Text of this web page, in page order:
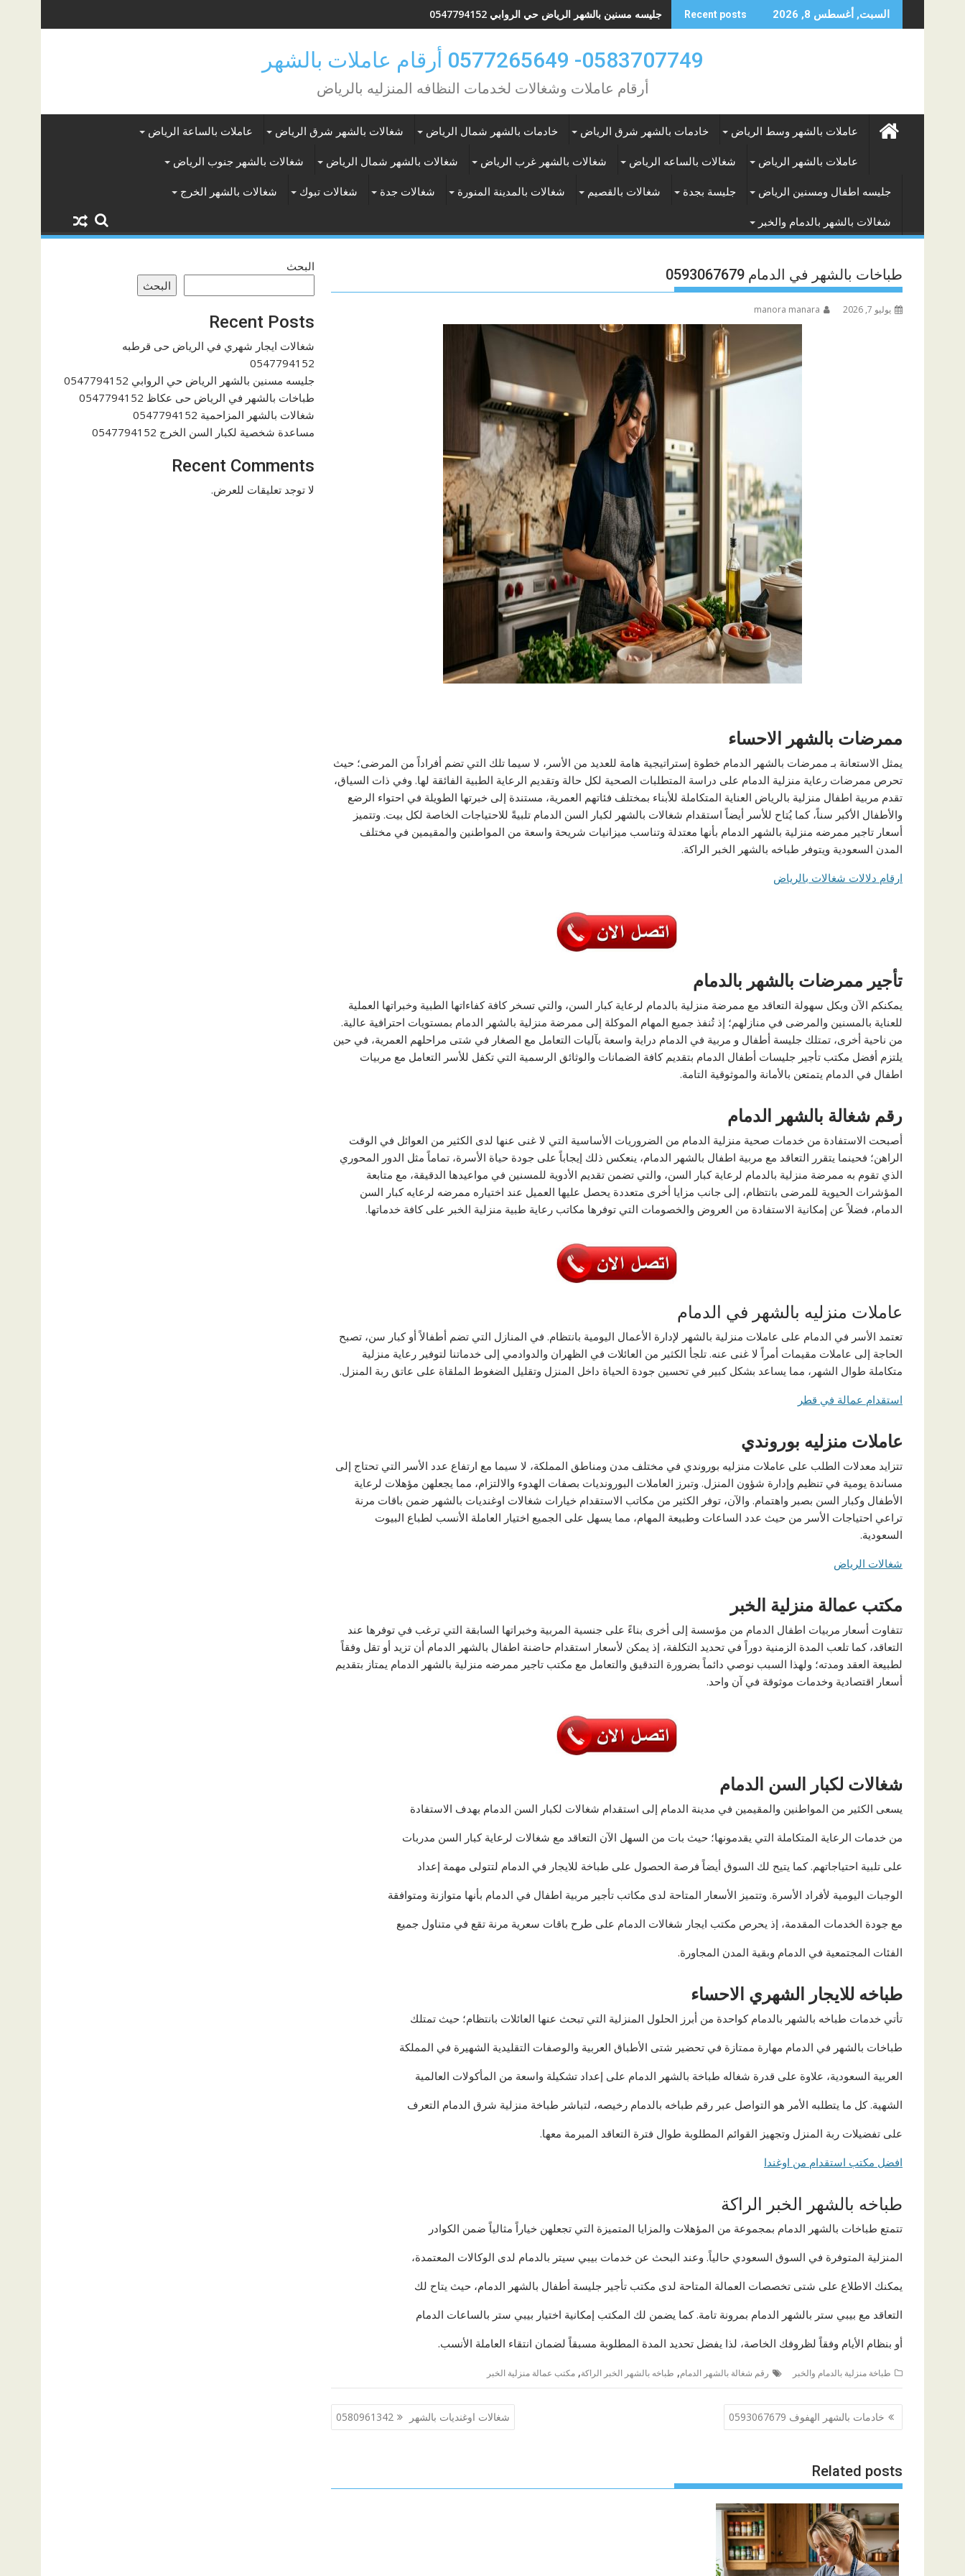
to
السبت, أغسطس 8, 2026 Recent posts جليسه مسنين بالشهر الرياض حي الروابي 0547794152
0583707749- 0577265649 أرقام عاملات بالشهر
أرقام عاملات وشغالات لخدمات النظافه المنزليه بالرياض
عاملات بالشهر وسط الرياض خادمات بالشهر شرق الرياض خادمات بالشهر شمال الرياض شغالات بالشهر شرق الرياض عاملات بالساعة الرياض
عاملات بالشهر الرياض شغالات بالساعه الرياض شغالات بالشهر غرب الرياض شغالات بالشهر شمال الرياض شغالات بالشهر جنوب الرياض
جليسه اطفال ومسنين الرياض جليسة بجدة شغالات بالقصيم شغالات بالمدينة المنورة شغالات جدة شغالات تبوك شغالات بالشهر الخرج
شغالات بالشهر بالدمام والخبر
طباخات بالشهر في الدمام 0593067679
يوليو 7, 2026 manora manara
ممرضات بالشهر الاحساء
يمثل الاستعانة بـ ممرضات بالشهر الدمام خطوة إستراتيجية هامة للعديد من الأسر، لا سيما تلك التي تضم أفراداً من المرضى؛ حيث
تحرص ممرضات رعاية منزلية الدمام على دراسة المتطلبات الصحية لكل حالة وتقديم الرعاية الطبية الفائقة لها. وفي ذات السياق،
تقدم مربية اطفال منزلية بالرياض العناية المتكاملة للأبناء بمختلف فئاتهم العمرية، مستندة إلى خبرتها الطويلة في احتواء الرضع
والأطفال الأكبر سناً، كما يُتاح للأسر أيضاً استقدام شغالات بالشهر لكبار السن الدمام تلبيةً للاحتياجات الخاصة لكل بيت. وتتميز
أسعار تاجير ممرضه منزلية بالشهر الدمام بأنها معتدلة وتناسب ميزانيات شريحة واسعة من المواطنين والمقيمين في مختلف
المدن السعودية ويتوفر طباخه بالشهر الخبر الراكة.
ارقام دلالات شغالات بالرياض
تأجير ممرضات بالشهر بالدمام
يمكنكم الآن وبكل سهولة التعاقد مع ممرضة منزلية بالدمام لرعاية كبار السن، والتي تسخر كافة كفاءاتها الطبية وخبراتها العملية
للعناية بالمسنين والمرضى في منازلهم؛ إذ تُنفذ جميع المهام الموكلة إلى ممرضة منزلية بالشهر الدمام بمستويات احترافية عالية.
من ناحية أخرى، تمتلك جليسة أطفال و مربية في الدمام دراية واسعة بآليات التعامل مع الصغار في شتى مراحلهم العمرية، في حين
يلتزم أفضل مكتب تأجير جليسات أطفال الدمام بتقديم كافة الضمانات والوثائق الرسمية التي تكفل للأسر التعامل مع مربيات
اطفال في الدمام يتمتعن بالأمانة والموثوقية التامة.
رقم شغالة بالشهر الدمام
أصبحت الاستفادة من خدمات صحية منزلية الدمام من الضروريات الأساسية التي لا غنى عنها لدى الكثير من العوائل في الوقت
الراهن؛ فحينما يتقرر التعاقد مع مربية اطفال بالشهر الدمام، ينعكس ذلك إيجاباً على جودة حياة الأسرة، تماماً مثل الدور المحوري
الذي تقوم به ممرضة منزلية بالدمام لرعاية كبار السن، والتي تضمن تقديم الأدوية للمسنين في مواعيدها الدقيقة، مع متابعة
المؤشرات الحيوية للمرضى بانتظام، إلى جانب مزايا أخرى متعددة يحصل عليها العميل عند اختياره ممرضه لرعايه كبار السن
الدمام، فضلاً عن إمكانية الاستفادة من العروض والخصومات التي توفرها مكاتب رعاية طبية منزلية الخبر على كافة خدماتها.
عاملات منزليه بالشهر في الدمام
تعتمد الأسر في الدمام على عاملات منزلية بالشهر لإدارة الأعمال اليومية بانتظام. في المنازل التي تضم أطفالاً أو كبار سن، تصبح
الحاجة إلى عاملات مقيمات أمراً لا غنى عنه. تلجأ الكثير من العائلات في الظهران والدوادمي إلى خدماتنا لتوفير رعاية منزلية
متكاملة طوال الشهر، مما يساعد بشكل كبير في تحسين جودة الحياة داخل المنزل وتقليل الضغوط الملقاة على عاتق ربة المنزل.
استقدام عمالة في قطر
عاملات منزليه بوروندي
تتزايد معدلات الطلب على عاملات منزليه بوروندي في مختلف مدن ومناطق المملكة، لا سيما مع ارتفاع عدد الأسر التي تحتاج إلى
مساندة يومية في تنظيم وإدارة شؤون المنزل. وتبرز العاملات البورونديات بصفات الهدوء والالتزام، مما يجعلهن مؤهلات لرعاية
الأطفال وكبار السن بصبر واهتمام. والآن، توفر الكثير من مكاتب الاستقدام خيارات شغالات اوغنديات بالشهر ضمن باقات مرنة
تراعي احتياجات الأسر من حيث عدد الساعات وطبيعة المهام، مما يسهل على الجميع اختيار العاملة الأنسب لطباع البيوت
السعودية.
شغالات الرياض
مكتب عمالة منزلية الخبر
تتفاوت أسعار مربيات اطفال الدمام من مؤسسة إلى أخرى بناءً على جنسية المربية وخبراتها السابقة التي ترغب في توفرها عند
التعاقد، كما تلعب المدة الزمنية دوراً في تحديد التكلفة، إذ يمكن لأسعار استقدام حاضنة اطفال بالشهر الدمام أن تزيد أو تقل وفقاً
لطبيعة العقد ومدته؛ ولهذا السبب نوصي دائماً بضرورة التدقيق والتعامل مع مكتب تاجير ممرضه منزلية بالشهر الدمام يمتاز بتقديم
أسعار اقتصادية وخدمات موثوقة في آن واحد.
شغالات لكبار السن الدمام
يسعى الكثير من المواطنين والمقيمين في مدينة الدمام إلى استقدام شغالات لكبار السن الدمام بهدف الاستفادة
من خدمات الرعاية المتكاملة التي يقدمونها؛ حيث بات من السهل الآن التعاقد مع شغالات لرعاية كبار السن مدربات
على تلبية احتياجاتهم. كما يتيح لك السوق أيضاً فرصة الحصول على طباخة للايجار في الدمام لتتولى مهمة إعداد
الوجبات اليومية لأفراد الأسرة. وتتميز الأسعار المتاحة لدى مكاتب تأجير مربية اطفال في الدمام بأنها متوازنة ومتوافقة
مع جودة الخدمات المقدمة، إذ يحرص مكتب ايجار شغالات الدمام على طرح باقات سعرية مرنة تقع في متناول جميع
الفئات المجتمعية في الدمام وبقية المدن المجاورة.
طباخه للايجار الشهري الاحساء
تأتي خدمات طباخه بالشهر بالدمام كواحدة من أبرز الحلول المنزلية التي تبحث عنها العائلات بانتظام؛ حيث تمتلك
طباخات بالشهر في الدمام مهارة ممتازة في تحضير شتى الأطباق العربية والوصفات التقليدية الشهيرة في المملكة
العربية السعودية، علاوة على قدرة شغاله طباخة بالشهر الدمام على إعداد تشكيلة واسعة من المأكولات العالمية
الشهية. كل ما يتطلبه الأمر هو التواصل عبر رقم طباخه بالدمام رخيصه، لتباشر طباخة منزلية شرق الدمام التعرف
على تفضيلات ربة المنزل وتجهيز القوائم المطلوبة طوال فترة التعاقد المبرمة معها.
افضل مكتب استقدام من اوغندا
طباخه بالشهر الخبر الراكة
تتمتع طباخات بالشهر الدمام بمجموعة من المؤهلات والمزايا المتميزة التي تجعلهن خياراً مثالياً ضمن الكوادر
المنزلية المتوفرة في السوق السعودي حالياً. وعند البحث عن خدمات بيبي سيتر بالدمام لدى الوكالات المعتمدة،
يمكنك الاطلاع على شتى تخصصات العمالة المتاحة لدى مكتب تأجير جليسة أطفال بالشهر الدمام، حيث يتاح لك
التعاقد مع بيبي ستر بالشهر الدمام بمرونة تامة. كما يضمن لك المكتب إمكانية اختيار بيبي ستر بالساعات الدمام
أو بنظام الأيام وفقاً لظروفك الخاصة، لذا يفضل تحديد المدة المطلوبة مسبقاً لضمان انتقاء العاملة الأنسب.
طباخة منزلية بالدمام والخبر رقم شغالة بالشهر الدمام, طباخه بالشهر الخبر الراكة, مكتب عمالة منزلية الخبر
تصفّح
المقالات
خادمات بالشهر الهفوف 0593067679 شغالات اوغنديات بالشهر 0580961342
Related posts
البحث
البحث
Recent Posts
شغالات ايجار شهري في الرياض حى قرطبه
0547794152
جليسه مسنين بالشهر الرياض حي الروابي 0547794152
طباخات بالشهر في الرياض حى عكاظ 0547794152
شغالات بالشهر المزاحمية 0547794152
مساعدة شخصية لكبار السن الخرج 0547794152
Recent Comments
لا توجد تعليقات للعرض.